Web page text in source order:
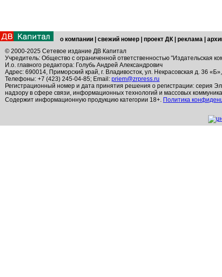
о компании свежий номер проект ДК реклама
© 2000-2025 Сетевое издание ДВ Капитал
Учредитель: Общество с ограниченной ответственностью "Издательская
И.о. главного редактора: Голубь Андрей Александрович
Адрес: 690014, Приморский край, г. Владивосток, ул. Некрасовская д. 36
Телефоны: +7 (423) 245-04-85; Email: priem@zrpress.ru
Регистрационный номер и дата принятия решения о регистрации: серия
надзору в сфере связи, информационных технологий и массовых
Содержит информационную продукцию категории 18+. Политика